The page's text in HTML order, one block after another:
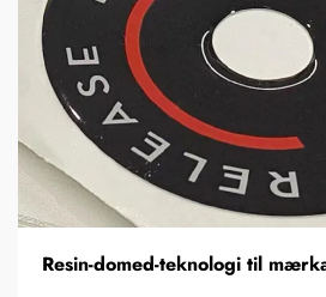
Resin-domed-teknologi til